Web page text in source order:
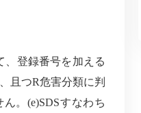
、登録番号を加える
且つR危害分類に判
ん。(e)SDSすなわち